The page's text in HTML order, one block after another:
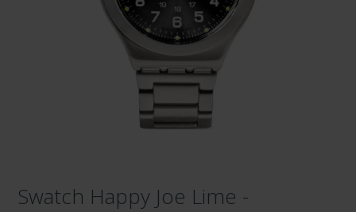
Swatch Happy Joe Lime -